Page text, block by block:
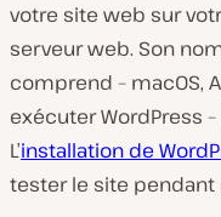
votre site web sur
serveur web. Son
comprend – macOS,
exécuter WordPress
L’installation de
tester le site